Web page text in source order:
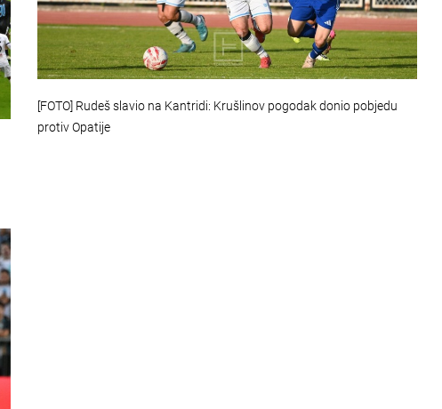
[FOTO] Rudeš slavio na Kantridi: Krušlinov pogodak donio pobjedu
protiv Opatije